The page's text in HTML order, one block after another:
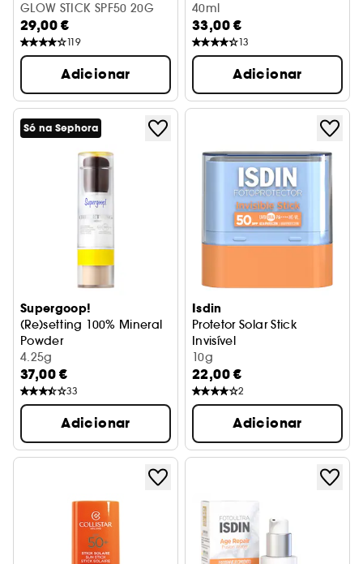
GLOW STICK SPF50 20G
29,00 €
119
Adicionar
Sérum Invisível
40ml
33,00 €
13
Adicionar
Só na Sephora
Supergoop!
(Re)setting 100% Mineral
Powder
Pó com SPF 30 PA+++
4.25g
37,00 €
33
Adicionar
Isdin
Protetor Solar Stick
Invisível
10g
22,00 €
2
Adicionar